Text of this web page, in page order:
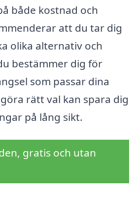
både kostnad och
att du tar dig
olika alternativ och
bestämmer dig för
som passar dina
rätt val kan spara dig
på lång sikt.
gratis och utan